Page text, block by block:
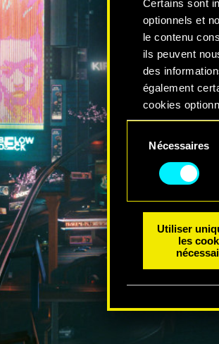
Certains sont
optionnels et
le contenu
ils peuvent
des
également
cookies
Vous pouvez
modifier vos
consentement
Nécessaires
Utiliser
les